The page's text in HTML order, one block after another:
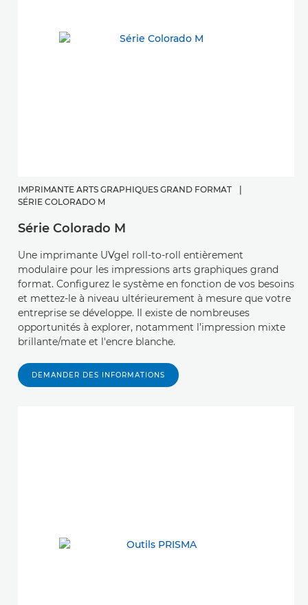
IMPRIMANTE ARTS GRAPHIQUES GRAND FORMAT
SÉRIE COLORADO M
Série Colorado M
Une imprimante UVgel roll-to-roll entièrement
modulaire pour les impressions arts graphiques grand
format. Configurez le système en fonction de vos besoins
et mettez-le à niveau ultérieurement à mesure que votre
entreprise se développe. Il existe de nombreuses
opportunités à explorer, notamment l’impression mixte
brillante/mate et l'encre blanche.
DEMANDER DES INFORMATIONS